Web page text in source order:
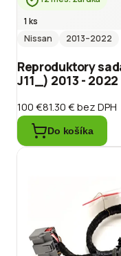
1 ks
Nissan
2013–2022
Reproduktory
J11_) 2013 -
100 €81.30 €bez DPH
Do košíka